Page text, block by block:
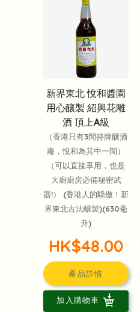
新界東北 悅和醬園
用心釀製 紹興花雕
酒 頂上A級
（香港只有3間持牌釀酒
廠，悅和為其中一間）
（可以直接享用，也是
大廚廚房必備秘密武
器!） (香港人的驕傲！新
界東北古法釀製)(630毫
升)
HK$48.00
產品詳情
加入購物車